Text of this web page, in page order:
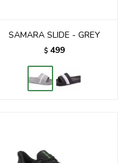
SAMARA SLIDE - GREY
$ 499